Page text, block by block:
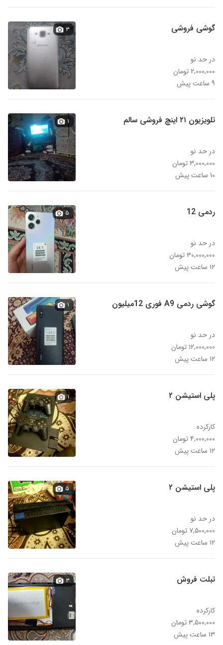
گوشی فروشی
در حد نو
۲,۰۰۰,۰۰۰ تومان
۹ ساعت پیش
۳
تلویزیون ۲۱ اینچ فروشی سالم
در حد نو
۳,۰۰۰,۰۰۰ تومان
۱۰ ساعت پیش
۱
ردمی 12
در حد نو
۳۰,۰۰۰,۰۰۰ تومان
۱۲ ساعت پیش
۵
گوشی ردمی A9 فوری 12میلیون
در حد نو
۱۲,۰۰۰,۰۰۰ تومان
۱۲ ساعت پیش
۱
پلی استیشن ۲
کارکرده
۴,۰۰۰,۰۰۰ تومان
۱۲ ساعت پیش
۱
پلی استیشن ۲
در حد نو
۷,۵۰۰,۰۰۰ تومان
۱۲ ساعت پیش
۵
تبلت فروش
کارکرده
۳,۵۰۰,۰۰۰ تومان
۱۳ ساعت پیش
۳